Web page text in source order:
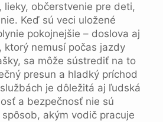
lieky, občerstvenie pre deti,
Keď sú veci uložené
pokojnejšie – doslova aj
ktorý nemusí počas jazdy
sa môže sústrediť na to
presun a hladký príchod
je dôležitá aj ľudská
a bezpečnosť nie sú
akým vodič pracuje